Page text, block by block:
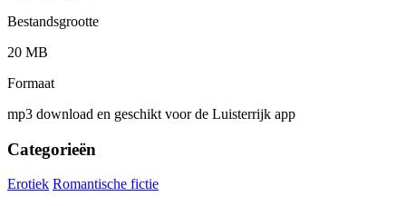
Bestandsgrootte
20 MB
Formaat
mp3 download en geschikt voor de Luisterrijk app
Categorieën
Erotiek Romantische fictie